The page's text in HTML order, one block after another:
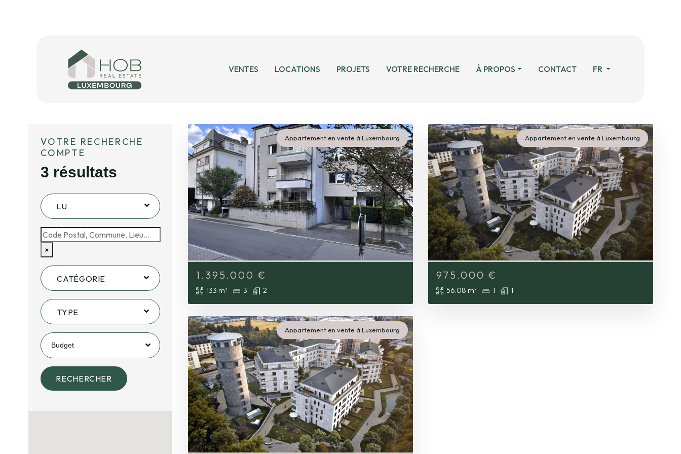
VENTES LOCATIONS PROJETS VOTRE RECHERCHE À PROPOS CONTACT FR
VOTRE RECHERCHE
COMPTE
3 résultats
LU
×
CATÉGORIE
TYPE
Budget
RECHERCHER
Appartement en vente à Luxembourg
1.395.000 €
133 m² 3 2
Appartement en vente à Luxembourg
975.000 €
56.08 m² 1 1
Appartement en vente à Luxembourg